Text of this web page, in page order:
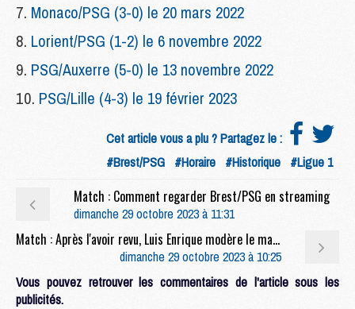
Monaco/PSG (3-0) le 20 mars 2022
Lorient/PSG (1-2) le 6 novembre 2022
PSG/Auxerre (5-0) le 13 novembre 2022
PSG/Lille (4-3) le 19 février 2023
Cet article vous a plu ? Partagez le :
#Brest/PSG #Horaire #Historique #Ligue 1
Match : Comment regarder Brest/PSG en streaming
dimanche 29 octobre 2023 à 11:31
Match : Après l'avoir revu, Luis Enrique modère le mauvais début de PSG/Milan
dimanche 29 octobre 2023 à 10:25
Vous pouvez retrouver les commentaires de l'article sous les
publicités.